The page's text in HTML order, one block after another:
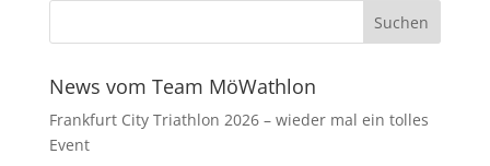
News vom Team MöWathlon
Frankfurt City Triathlon 2026 – wieder mal ein tolles
Event